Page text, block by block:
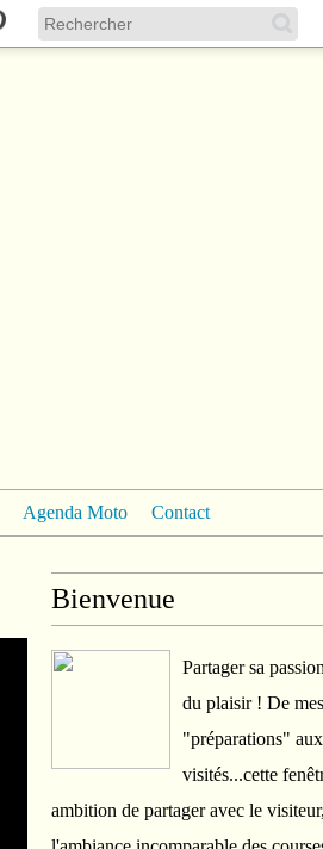
Agenda Moto Contact
Bienvenue
Partager sa
du plaisir ! De mes
"préparations"
visités...cette
ambition de partager avec le visiteur,